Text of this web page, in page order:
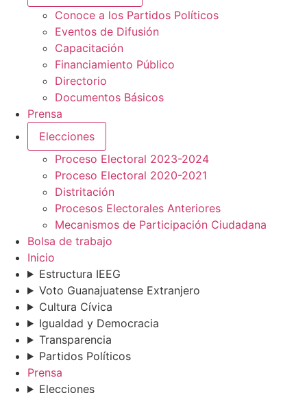
Conoce a los Partidos Políticos
Eventos de Difusión
Capacitación
Financiamiento Público
Directorio
Documentos Básicos
Prensa
Elecciones
Proceso Electoral 2023-2024
Proceso Electoral 2020-2021
Distritación
Procesos Electorales Anteriores
Mecanismos de Participación Ciudadana
Bolsa de trabajo
Inicio
Estructura IEEG
Voto Guanajuatense Extranjero
Cultura Cívica
Igualdad y Democracia
Transparencia
Partidos Políticos
Prensa
Elecciones